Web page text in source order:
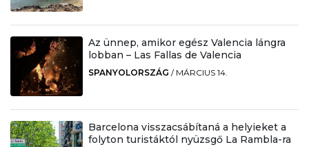
Az ünnep, amikor egész Valencia lángra
lobban – Las Fallas de Valencia
SPANYOLORSZÁG / MÁRCIUS 14.
Barcelona visszacsábítaná a helyieket a
folyton turistáktól nyüzsgő La Rambla-ra